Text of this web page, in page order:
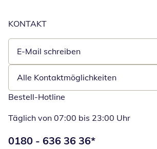
KONTAKT
E-Mail schreiben
Öffnet E-Mail-Client
Alle Kontaktmöglichkeiten
Bestell-Hotline
Täglich von 07:00 bis 23:00 Uhr
Telefonnummer:
0180 - 636 36 36*